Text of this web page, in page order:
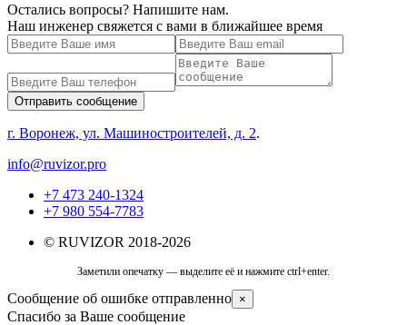
Остались вопросы? Напишите нам.
Наш инженер свяжется с вами в ближайшее время
Отправить сообщение
г. Воронеж, ул. Машиностроителей, д. 2.
info@ruvizor.pro
+7 473 240-1324
+7 980 554-7783
© RUVIZOR 2018-2026
Заметили опечатку — выделите её и нажмите ctrl+enter.
Сообщение об ошибке отправленно ×
Спасибо за Ваше сообщение